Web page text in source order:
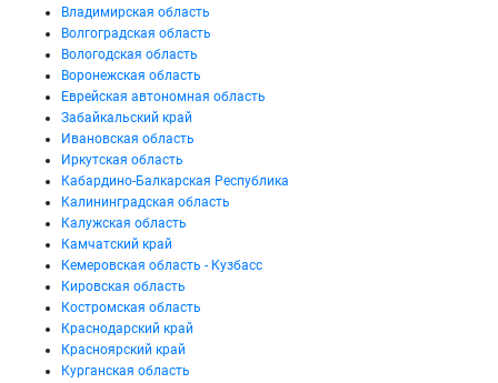
Владимирская область
Волгоградская область
Вологодская область
Воронежская область
Еврейская автономная область
Забайкальский край
Ивановская область
Иркутская область
Кабардино-Балкарская Республика
Калининградская область
Калужская область
Камчатский край
Кемеровская область - Кузбасс
Кировская область
Костромская область
Краснодарский край
Красноярский край
Курганская область